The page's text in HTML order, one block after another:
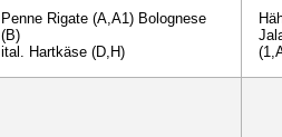
Penne Rigate (A,A1) Bolognese
(B)
ital. Hartkäse (D,H)